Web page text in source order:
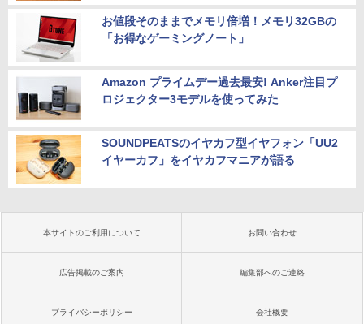
お値段そのままでメモリ倍増！メモリ32GBの
「お得なゲーミングノート」
Amazon プライムデー過去最安! Anker注目プ
ロジェクター3モデルを使ってみた
SOUNDPEATSのイヤカフ型イヤフォン「UU2
イヤーカフ」をイヤカフマニアが語る
本サイトのご利用について お問い合わせ
広告掲載のご案内 編集部へのご連絡
プライバシーポリシー 会社概要